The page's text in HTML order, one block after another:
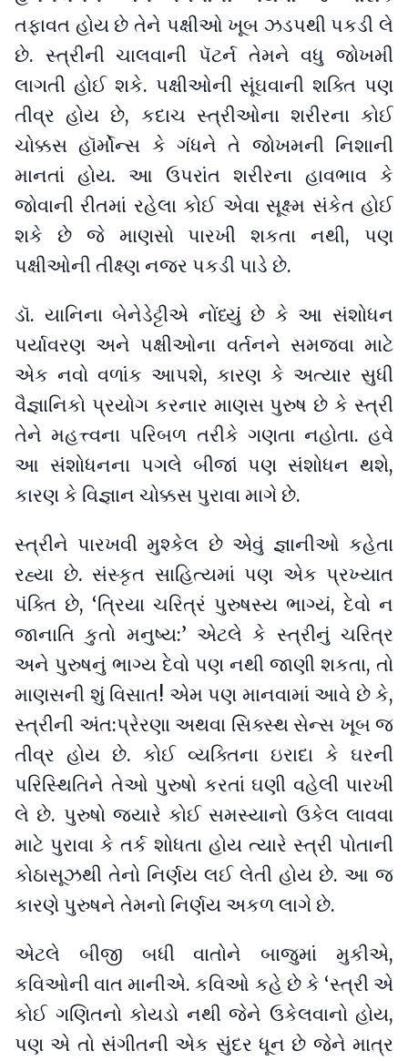
તફાવત હોય છે તેને પક્ષીઓ ખૂબ ઝડપથી પકડી લે
છે. સ્ત્રીની ચાલવાની પૅટર્ન તેમને વધુ જોખમી
લાગતી હોઈ શકે. પક્ષીઓની સૂંઘવાની શક્તિ પણ
તીવ્ર હોય છે, કદાચ સ્ત્રીઓના શરીરના કોઈ
ચોક્કસ હૉર્મોન્સ કે ગંધને તે જોખમની નિશાની
માનતાં હોય. આ ઉપરાંત શરીરના હાવભાવ કે
જોવાની રીતમાં રહેલા કોઈ એવા સૂક્ષ્મ સંકેત હોઈ
શકે છે જે માણસો પારખી શકતા નથી, પણ
પક્ષીઓની તીક્ષ્ણ નજર પકડી પાડે છે.
ડૉ. યાનિના બેનેડેટ્ટીએ નોંધ્યું છે કે આ સંશોધન
પર્યાવરણ અને પક્ષીઓના વર્તનને સમજવા માટે
એક નવો વળાંક આપશે, કારણ કે અત્યાર સુધી
વૈજ્ઞાનિકો પ્રયોગ કરનાર માણસ પુરુષ છે કે સ્ત્રી
તેને મહત્ત્વના પરિબળ તરીકે ગણતા નહોતા. હવે
આ સંશોધનના પગલે બીજાં પણ સંશોધન થશે,
કારણ કે વિજ્ઞાન ચોક્કસ પુરાવા માગે છે.
સ્ત્રીને પારખવી મુશ્કેલ છે એવું જ્ઞાનીઓ કહેતા
રહ્યા છે. સંસ્કૃત સાહિત્યમાં પણ એક પ્રખ્યાત
પંક્તિ છે, ‘ત્રિયા ચરિત્રં પુરુષસ્ય ભાગ્યં, દેવો ન
જાનાતિ કુતો મનુષ્ય:’ એટલે કે સ્ત્રીનું ચરિત્ર
અને પુરુષનું ભાગ્ય દેવો પણ નથી જાણી શકતા, તો
માણસની શું વિસાત! એમ પણ માનવામાં આવે છે કે,
સ્ત્રીની અંત:પ્રેરણા અથવા સિક્સ્થ સેન્સ ખૂબ જ
તીવ્ર હોય છે. કોઈ વ્યક્તિના ઇરાદા કે ઘરની
પરિસ્થિતિને તેઓ પુરુષો કરતાં ઘણી વહેલી પારખી
લે છે. પુરુષો જ્યારે કોઈ સમસ્યાનો ઉકેલ લાવવા
માટે પુરાવા કે તર્ક શોધતા હોય ત્યારે સ્ત્રી પોતાની
કોઠાસૂઝથી તેનો નિર્ણય લઈ લેતી હોય છે. આ જ
કારણે પુરુષને તેમનો નિર્ણય અકળ લાગે છે.
એટલે બીજી બધી વાતોને બાજુમાં મુકીએ,
કવિઓની વાત માનીએ. કવિઓ કહે છે કે ‘સ્ત્રી એ
કોઈ ગણિતનો કોયડો નથી જેને ઉકેલવાનો હોય,
પણ એ તો સંગીતની એક સુંદર ધૂન છે જેને માત્ર